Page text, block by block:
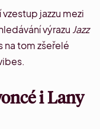
jazzu mezi
výrazu Jazz
na tom zšeřelé
i Lany